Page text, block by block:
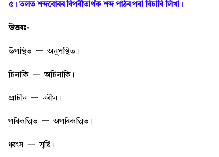
৫। তলত শব্দবোৰৰ বিপৰীতাৰ্থক শব্দ পাঠৰ পৰা বিচাৰি লিখা।
উত্তৰঃ-
উপস্থিত 一 অনুপস্থিত।
চিনাকি 一 অচিনাকি।
প্ৰাচীন 一 নবীন।
পৰিকল্পিত 一 অপৰিকল্পিত।
ধ্বংস 一 সৃষ্টি।